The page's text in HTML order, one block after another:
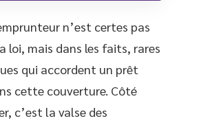
n’est certes pas
loi, mais dans les faits, rares
qui accordent un prêt
cette couverture. Côté
c’est la valse des